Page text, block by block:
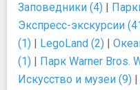
Заповедники (4) |
Экспресс-экскурсии
(1) | LegoLand (2) |
(1) | Парк Warner Bros.
Искусство и музеи (9) |